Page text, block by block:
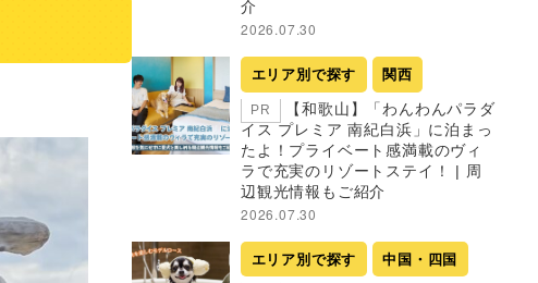
介
2026.07.30
エリア別で探す 関西
PR
【和歌山】「わんわんパラダ
イス プレミア 南紀白浜」に泊まっ
たよ！プライベート感満載のヴィ
ラで充実のリゾートステイ！ | 周
辺観光情報もご紹介
2026.07.30
エリア別で探す 中国・四国